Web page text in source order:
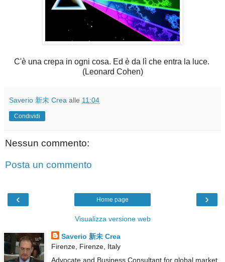
C'è una crepa in ogni cosa. Ed è da lì che entra la luce.
(Leonard Cohen)
Saverio 新未 Crea alle 11:04
Condividi
Nessun commento:
Posta un commento
‹ ›
Home page
Visualizza versione web
Saverio 新未 Crea
Firenze, Firenze, Italy
Advocate and Business Consultant for global market.